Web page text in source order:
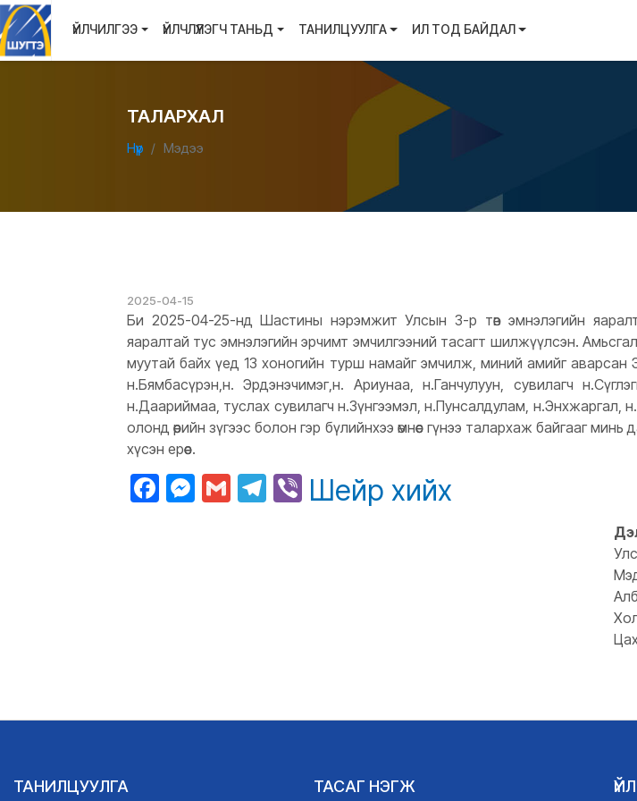
ҮЙЛЧИЛГЭЭ ҮЙЛЧЛҮҮЛЭГЧ ТАНЬД ТАНИЛЦУУЛГА ИЛ ТОД БАЙДАЛ
ТАЛАРХАЛ
Нүүр Мэдээ
2025-04-15
Би 2025-04-25-нд Шастины нэрэмжит Улсын 3-р төв эмнэлэгийн
яаралтай тус эмнэлэгийн эрчимт эмчилгээний тасагт шилжүүлсэн.
муутай байх үед 13 хоногийн турш намайг эмчилж, миний амийг аварсан
н.Бямбасүрэн,н. Эрдэнэчимэг,н. Ариунаа, н.Ганчулуун, сувилагч
н.Даариймаа, туслах сувилагч н.Зүнгээмэл, н.Пунсалдулам, н.Энхжаргал,
олонд өөрийн зүгээс болон гэр бүлийнхээ өмнөөс гүнээ талархаж байгааг
хүсэн ерөөе.
Facebook
Messenger
GmailTelegram
Viber
Шейр хийх
ТАНИЛЦУУЛГА ТАСАГ НЭГЖ